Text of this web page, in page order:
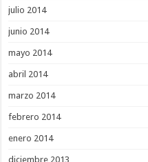
julio 2014
junio 2014
mayo 2014
abril 2014
marzo 2014
febrero 2014
enero 2014
diciembre 2013